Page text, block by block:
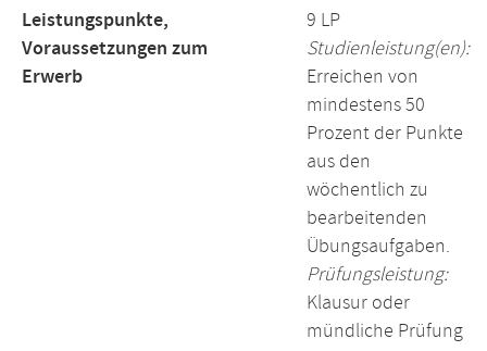
Leistungspunkte,
Voraussetzungen zum
Erwerb
9 LP
Studienleistung(en):
Erreichen von
mindestens 50
Prozent der Punkte
aus den
wöchentlich zu
bearbeitenden
Übungsaufgaben.
Prüfungsleistung:
Klausur oder
mündliche Prüfung